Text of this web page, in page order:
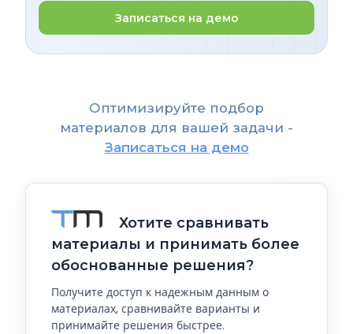
Записаться на демо
Оптимизируйте подбор
материалов для вашей задачи -
Записаться на демо
Хотите сравнивать
материалы и принимать более
обоснованные решения?
Получите доступ к надежным данным о
материалах, сравнивайте варианты и
принимайте решения быстрее.